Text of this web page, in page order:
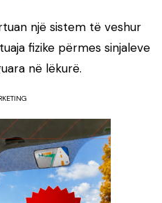
një sistem të veshur
fizike përmes sinjaleve
në lëkurë.